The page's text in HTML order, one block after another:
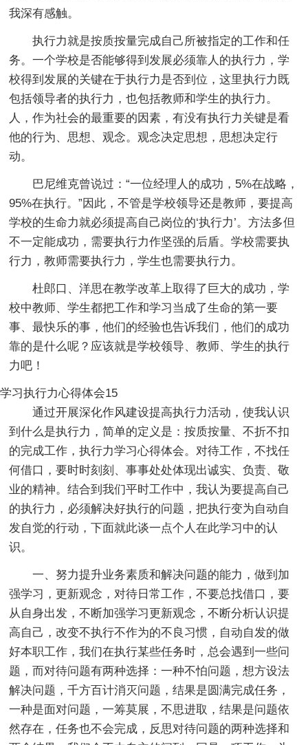
我深有感触。
执行力就是按质按量完成自己所被指定的工作和任
务。一个学校是否能够得到发展必须靠人的执行力，学
校得到发展的关键在于执行力是否到位，这里执行力既
包括领导者的执行力，也包括教师和学生的执行力。
人，作为社会的最重要的因素，有没有执行力关键是看
他的行为、思想、观念。观念决定思想，思想决定行
动。
巴尼维克曾说过：“一位经理人的成功，5%在战略，
95%在执行。”因此，不管是学校领导还是教师，要提高
学校的生命力就必须提高自己岗位的‘执行力’。方法多但
不一定能成功，需要执行力作坚强的后盾。学校需要执
行力，教师需要执行力，学生也需要执行力。
杜郎口、洋思在教学改革上取得了巨大的成功，学
校中教师、学生都把工作和学习当成了生命的第一要
事、最快乐的事，他们的经验也告诉我们，他们的成功
靠的是什么呢？应该就是学校领导、教师、学生的执行
力吧！
学习执行力心得体会15
通过开展深化作风建设提高执行力活动，使我认识
到什么是执行力，简单的定义是：按质按量、不折不扣
的完成工作，执行力学习心得体会。对待工作，不找任
何借口，要时时刻刻、事事处处体现出诚实、负责、敬
业的精神。结合到我们平时工作中，我认为要提高自己
的执行力，必须解决好执行的问题，把执行变为自动自
发自觉的行动，下面就此谈一点个人在此学习中的认
识。
一、努力提升业务素质和解决问题的能力，做到加
强学习，更新观念，对待日常工作，不要总找借口，要
从自身出发，不断加强学习更新观念，不断分析认识提
高自己，改变不执行不作为的不良习惯，自动自发的做
好本职工作，我们在执行某些任务时，总会遇到一些问
题，而对待问题有两种选择：一种不怕问题，想方设法
解决问题，千方百计消灭问题，结果是圆满完成任务，
一种是面对问题，一筹莫展，不思进取，结果是问题依
然存在，任务也不会完成，反思对待问题的两种选择和